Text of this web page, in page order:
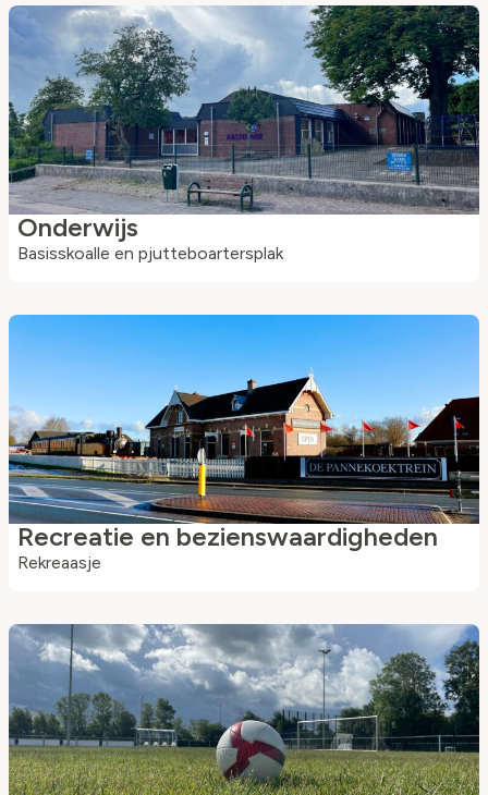
Onderwijs
Basisskoalle en pjutteboartersplak
Recreatie en bezienswaardigheden
Rekreaasje